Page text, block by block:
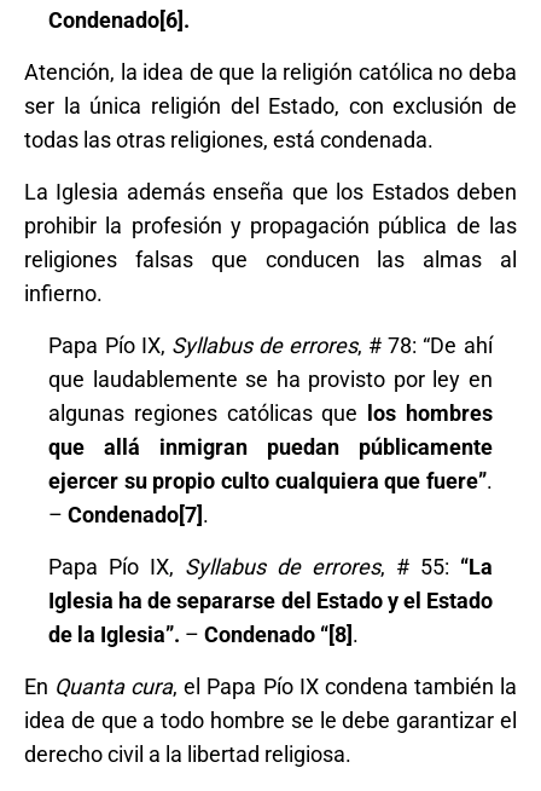
Condenado[6].
Atención, la idea de que la religión católica no deba
ser la única religión del Estado, con exclusión de
todas las otras religiones, está condenada.
La Iglesia además enseña que los Estados deben
prohibir la profesión y propagación pública de las
religiones falsas que conducen las almas al
infierno.
Papa Pío IX, Syllabus de errores, # 78: “De ahí
que laudablemente se ha provisto por ley en
algunas regiones católicas que los hombres
que allá inmigran puedan públicamente
ejercer su propio culto cualquiera que fuere”.
–Condenado[7].
Papa Pío IX, Syllabus de errores, # 55: “La
Iglesia ha de separarse del Estado y el Estado
de la Iglesia”. –Condenado “[8].
En Quanta cura, el Papa Pío IX condena también la
idea de que a todo hombre se le debe garantizar el
derecho civil a la libertad religiosa.